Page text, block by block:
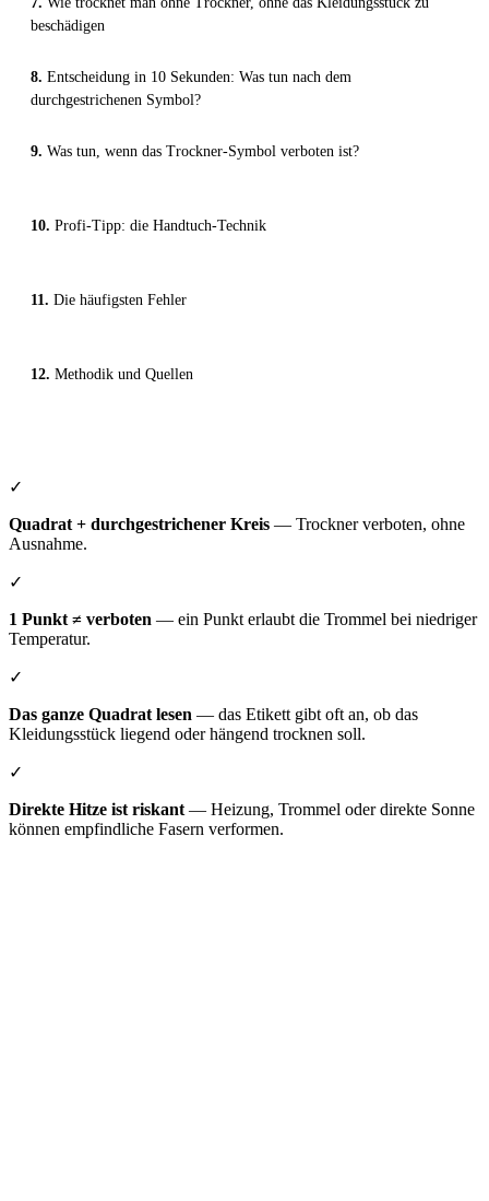
beschädigen
Entscheidung in 10 Sekunden: Was tun nach dem
durchgestrichenen Symbol?
Was tun, wenn das Trockner-Symbol verboten ist?
Profi-Tipp: die Handtuch-Technik
Die häufigsten Fehler
Methodik und Quellen
✓
Quadrat + durchgestrichener Kreis — Trockner verboten, ohne
Ausnahme.
✓
1 Punkt ≠ verboten — ein Punkt erlaubt die Trommel bei niedriger
Temperatur.
✓
Das ganze Quadrat lesen — das Etikett gibt oft an, ob das
Kleidungsstück liegend oder hängend trocknen soll.
✓
Direkte Hitze ist riskant — Heizung, Trommel oder direkte Sonne
können empfindliche Fasern verformen.